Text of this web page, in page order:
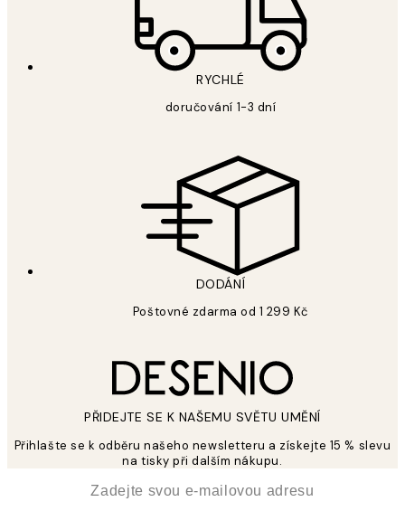
RYCHLÉ
doručování 1-3 dní
DODÁNÍ
Poštovné zdarma od 1 299 Kč
PŘIDEJTE SE K NAŠEMU SVĚTU UMĚNÍ
Přihlašte se k odběru našeho newsletteru a získejte 15 % slevu
na tisky při dalším nákupu.